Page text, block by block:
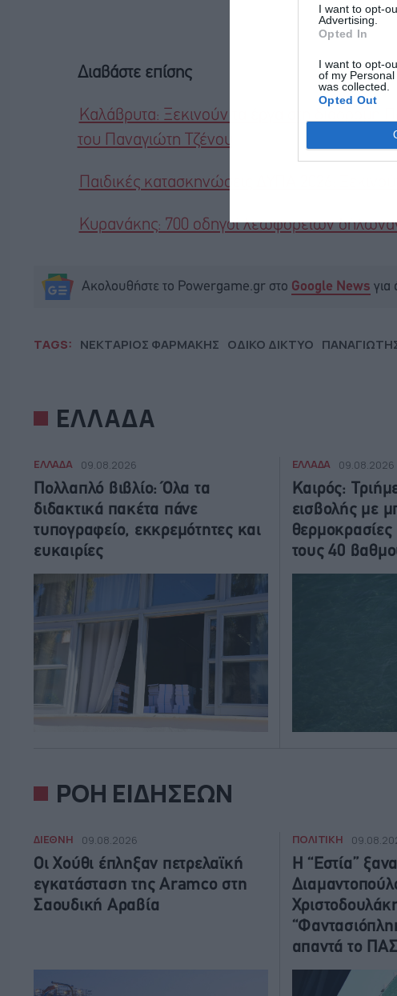
I want to opt-
Advertising.
Opted In
I want to opt-
of my
was collected.
Opted Out
Διαβάστε επίσης
Καλάβρυτα: Ξεκινούν τα έργα στη διαδρομή
του Παναγιώτη Τζένου
Παιδικές κατασκηνώσεις ΔΥΠΑ 2026:
Κυρανάκης: 700 οδηγοί λεωφορείων
Ακολουθήστε το Powergame.gr στο Google News για
TAGS: ΝΕΚΤΑΡΙΟΣ ΦΑΡΜΑΚΗΣ ΟΔΙΚΟ ΔΙΚΤΥΟ
ΕΛΛΑΔΑ
ΕΛΛΑΔΑ 09.08.2026
Πολλαπλό βιβλίο: Όλα τα
διδακτικά πακέτα πάνε
τυπογραφείο, εκκρεμότητες και
ευκαιρίες
ΕΛΛΑΔΑ 09.08.2026
Καιρός:
εισβολής με
τους 40
ΡΟΗ ΕΙΔΗΣΕΩΝ
ΔΙΕΘΝΗ 09.08.2026
Οι Χούθι έπληξαν πετρελαϊκή
εγκατάσταση της Aramco στη
Σαουδική Αραβία
ΠΟΛΙΤΙΚΗ
Η “Εστία”
απαντά το